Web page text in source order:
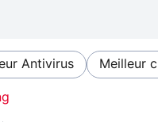
Antivirus Meilleur